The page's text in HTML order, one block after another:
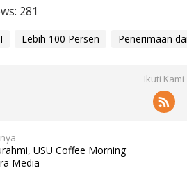
281
Lebih 100 Persen Penerimaan
Ikuti Kami
USU Coffee Morning
Media